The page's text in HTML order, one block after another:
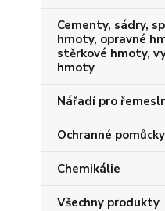
Cementy, sádry,
hmoty, opravné
stěrkové hmoty,
hmoty
Nářadí pro
Ochranné pomůcky
Chemikálie
Všechny produkty